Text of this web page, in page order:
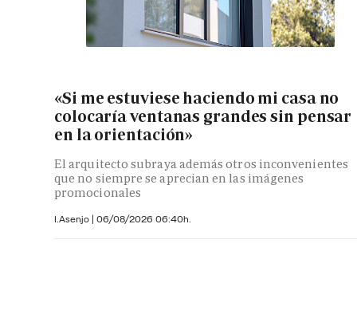
«Si me estuviese haciendo mi casa no
colocaría ventanas grandes sin pensar
en la orientación»
El arquitecto subraya además otros inconvenientes
que no siempre se aprecian en las imágenes
promocionales
I.Asenjo | 06/08/2026 06:40h.